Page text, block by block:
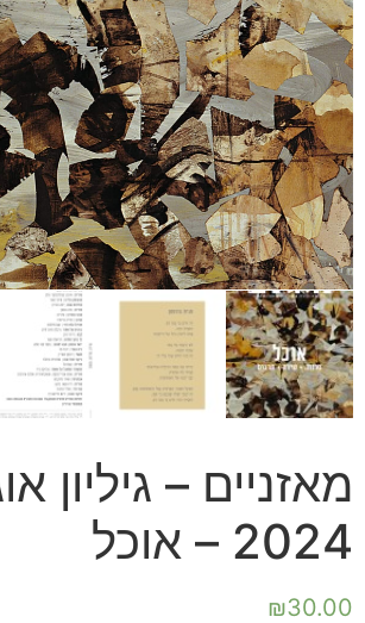
מאזניים – גיליון
2024 – אוכל
₪30.00